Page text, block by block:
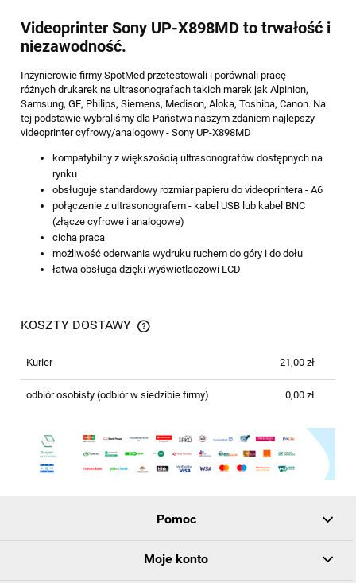
Videoprinter Sony UP-X898MD to trwałość i
niezawodność.
Inżynierowie firmy SpotMed przetestowali i porównali pracę
różnych drukarek na ultrasonografach takich marek jak Alpinion,
Samsung, GE, Philips, Siemens, Medison, Aloka, Toshiba, Canon. Na
tej podstawie wybraliśmy dla Państwa naszym zdaniem najlepszy
videoprinter cyfrowy/analogowy - Sony UP-X898MD
kompatybilny z większością ultrasonografów dostępnych na
rynku
obsługuje standardowy rozmiar papieru do videoprintera - A6
połączenie z ultrasonografem - kabel USB lub kabel BNC
(złącze cyfrowe i analogowe)
cicha praca
możliwość oderwania wydruku ruchem do góry i do dołu
łatwa obsługa dzięki wyświetlaczowi LCD
KOSZTY DOSTAWY
Kurier
21,00 zł
odbiór osobisty(odbiór w siedzibie firmy) 0,00 zł
Pomoc
Moje konto